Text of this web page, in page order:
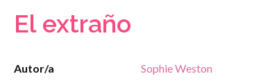
El extraño
Autor/a Sophie Weston